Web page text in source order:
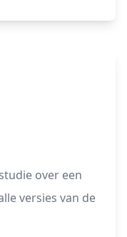
over een
versies van de